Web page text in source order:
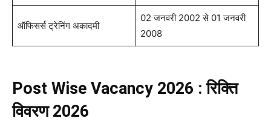
ऑफिसर्स ट्रेनिंग अकादमी
02 जनवरी 2002 से 01 जनवरी
2008
Post Wise Vacancy 2026 : रिक्ति
विवरण 2026